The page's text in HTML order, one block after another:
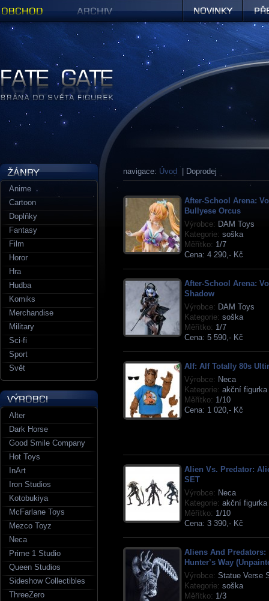
navigace: Úvod | Doprodej
After-School Arena:
Bullyese Orcus
Výrobce: DAM Toys
Kategorie: soška
Měřítko: 1/7
Cena: 4 290,- Kč
After-School Arena:
Shadow
Výrobce: DAM Toys
Kategorie: soška
Měřítko: 1/7
Cena: 5 590,- Kč
Alf: Alf Totally 80s
Výrobce: Neca
Kategorie: akční figurka
Měřítko: 1/10
Cena: 1 020,- Kč
Alien Vs. Predator:
SET
Výrobce: Neca
Kategorie: akční figurka
Měřítko: 1/10
Cena: 3 390,- Kč
Aliens And Predators:
Hunter’s Way
Výrobce: Statue Verse
Kategorie: soška
Měřítko: 1/3
Anime
Cartoon
Doplňky
Fantasy
Film
Horor
Hra
Hudba
Komiks
Merchandise
Military
Sci-fi
Sport
Svět
Alter
Dark Horse
Good Smile Company
Hot Toys
InArt
Iron Studios
Kotobukiya
McFarlane Toys
Mezco Toyz
Neca
Prime 1 Studio
Queen Studios
Sideshow Collectibles
ThreeZero
Figurky a sošky | Fate Gate